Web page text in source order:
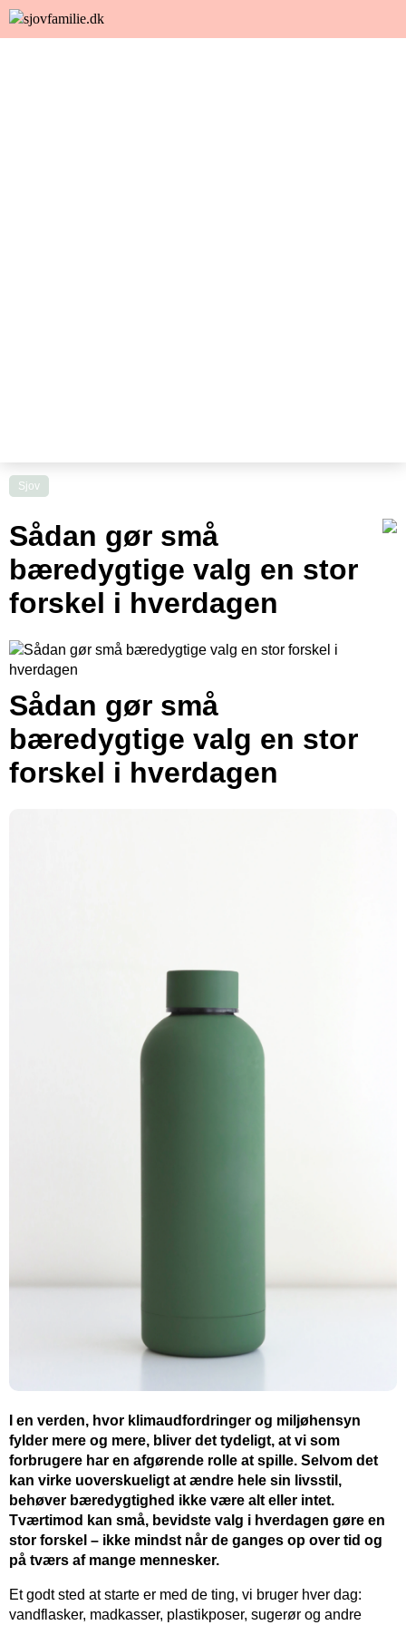
Sjov
Sådan gør små
bæredygtige valg en stor
forskel i hverdagen
Sådan gør små
bæredygtige valg en stor
forskel i hverdagen
I en verden, hvor klimaudfordringer og miljøhensyn
fylder mere og mere, bliver det tydeligt, at vi som
forbrugere har en afgørende rolle at spille. Selvom det
kan virke uoverskueligt at ændre hele sin livsstil,
behøver bæredygtighed ikke være alt eller intet.
Tværtimod kan små, bevidste valg i hverdagen gøre en
stor forskel – ikke mindst når de ganges op over tid og
på tværs af mange mennesker.
Et godt sted at starte er med de ting, vi bruger hver dag:
vandflasker, madkasser, plastikposer, sugerør og andre